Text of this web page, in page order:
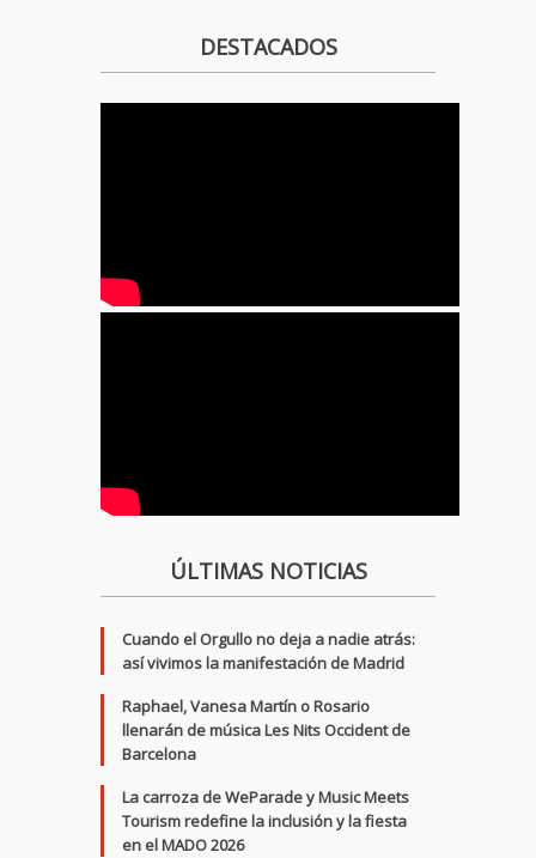
DESTACADOS
ÚLTIMAS NOTICIAS
Cuando el Orgullo no deja a nadie atrás:
así vivimos la manifestación de Madrid
Raphael, Vanesa Martín o Rosario
llenarán de música Les Nits Occident de
Barcelona
La carroza de WeParade y Music Meets
Tourism redefine la inclusión y la fiesta
en el MADO 2026